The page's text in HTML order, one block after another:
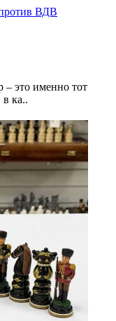
ВДВ
это именно тот
в ка..